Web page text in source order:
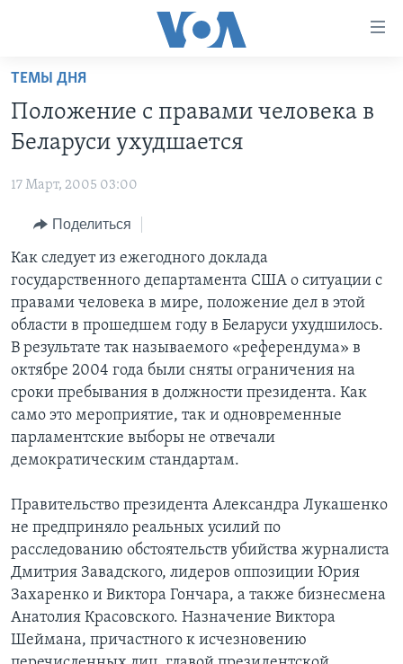
Перейти
основной
контент
Перейти
навигации
Перейти
поиск
НОВОСТИ ЗА МИНУТУ
ИТОГИ
ПОЧЕМУ ЭТО ВАЖНО?
ДИСКУССИЯ VOA
ДЕТАЛИ
НЬЮ-ЙОРК NEW YORK
АМЕРИКА. БОЛЬШОЕ ПУТЕШЕСТВИЕ
ПРОЕКТЫ
УЧИМ АНГЛИЙСКИЙ
НАША АМЕРИКАНСКАЯ ИСТОРИЯ
А КАК В АМЕРИКЕ?
АРТЕФАКТЫ
АМЕРИКАНСКИЕ ГОРОДКИ
ТЕСТЫ
ЭКСПЕРТИЗА
ИНТЕРВЬЮ
ФАКТЫ ПРОТИВ ФЕЙКОВ
ЗА СВОБОДУ ПРЕССЫ
УЧИМ АНГЛИЙСКИЙ
ВИДЕО
ПОДПИСКА НА НОВОСТИ
Learning English
Языки
ТЕМЫ ДНЯ
Положение с правами человека в
Беларуси ухудшается
17 Март, 2005 03:00
Поделиться
Как следует из ежегодного доклада
государственного департамента США о ситуации с
правами человека в мире, положение дел в этой
области в прошедшем году в Беларуси ухудшилось.
В результате так называемого «референдума» в
октябре 2004 года были сняты ограничения на
сроки пребывания в должности президента. Как
само это мероприятие, так и одновременные
парламентские выборы не отвечали
демократическим стандартам.
Правительство президента Александра Лукашенко
не предприняло реальных усилий по
расследованию обстоятельств убийства журналиста
Дмитрия Завадского, лидеров оппозиции Юрия
Захаренко и Виктора Гончара, а также бизнесмена
Анатолия Красовского. Назначение Виктора
Шеймана, причастного к исчезновению